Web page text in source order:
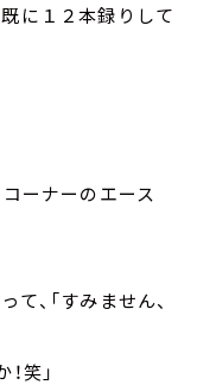
に１２本録りして
コーナーのエース
、「すみません、
笑」